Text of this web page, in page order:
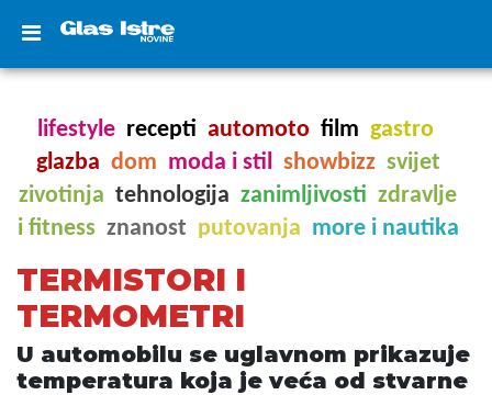
lifestyle recepti automoto film gastro
glazba dom moda i stil showbizz svijet
zivotinja tehnologija zanimljivosti zdravlje
i fitness znanost putovanja more i nautika
TERMISTORI I
TERMOMETRI
U automobilu se uglavnom prikazuje
temperatura koja je veća od stvarne